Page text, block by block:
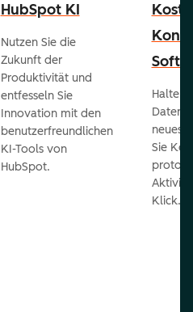
HubSpot KI
Nutzen Sie die
Zukunft der
Produktivität und
entfesseln Sie
Innovation mit den
benutzerfreundlichen
KI-Tools von
HubSpot.
Halten
Daten
Sie
Klick.